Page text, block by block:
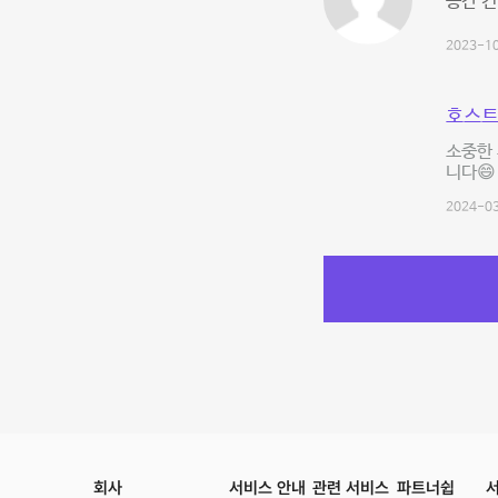
2023-
호스
소중한
니다😄
2024-
회사 서비스 안내 관련 서비스 파트너쉽